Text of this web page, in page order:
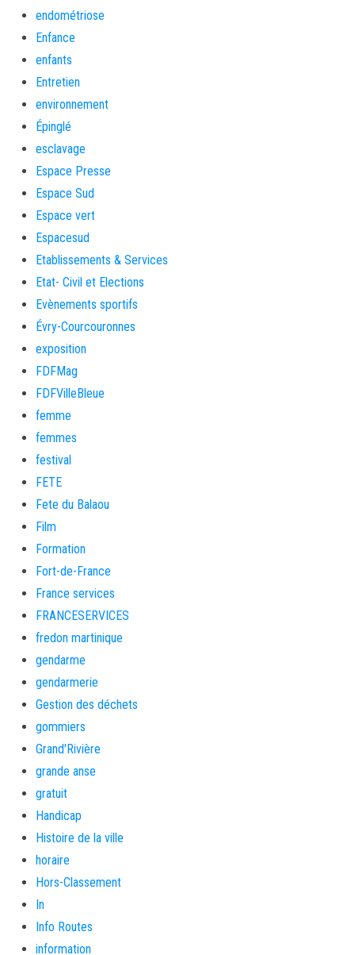
endométriose
Enfance
enfants
Entretien
environnement
Épinglé
esclavage
Espace Presse
Espace Sud
Espace vert
Espacesud
Etablissements & Services
Etat- Civil et Elections
Evènements sportifs
Évry-Courcouronnes
exposition
FDFMag
FDFVilleBleue
femme
femmes
festival
FETE
Fete du Balaou
Film
Formation
Fort-de-France
France services
FRANCESERVICES
fredon martinique
gendarme
gendarmerie
Gestion des déchets
gommiers
Grand'Rivière
grande anse
gratuit
Handicap
Histoire de la ville
horaire
Hors-Classement
In
Info Routes
information